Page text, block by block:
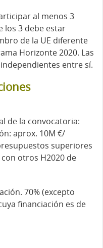
al menos 3
los 3 debe estar
de la UE diferente
Horizonte 2020. Las
entre sí.
de la convocatoria:
aprox. 10M €/
superiores
otros H2020 de
70% (excepto
financiación es de